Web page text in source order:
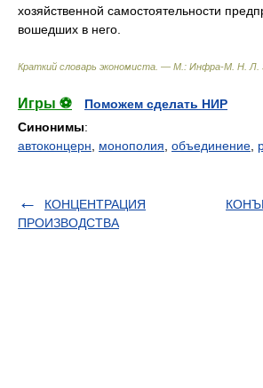
хозяйственной самостоятельности
вошедших в него.
Краткий словарь экономиста. — М.: Инфра-М Н. Л.
Игры ⚽
Поможем сделать НИР
Синонимы:
автоконцерн
монополия объединение
КОНЦЕНТРАЦИЯ
ПРОИЗВОДСТВА